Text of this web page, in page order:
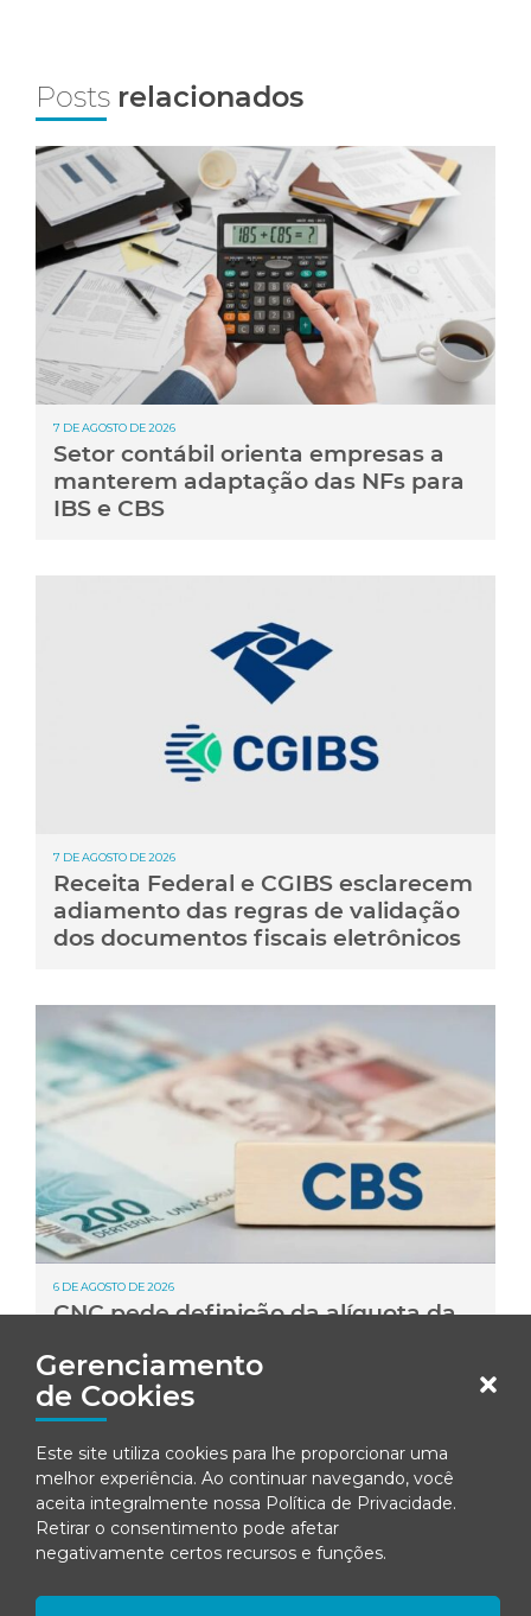
Gerenciamento
de Cookies
Este site utiliza cookies para lhe proporcionar uma
melhor experiência. Ao continuar navegando, você
aceita integralmente nossa Política de Privacidade.
Retirar o consentimento pode afetar
negativamente certos recursos e funções.
Posts relacionados
7 DE AGOSTO DE 2026
Setor contábil orienta empresas a
manterem adaptação das NFs para
IBS e CBS
7 DE AGOSTO DE 2026
Receita Federal e CGIBS esclarecem
adiamento das regras de validação
dos documentos fiscais eletrônicos
6 DE AGOSTO DE 2026
CNC pede definição da alíquota da
empresas